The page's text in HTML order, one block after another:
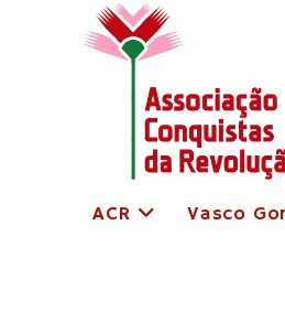
ACR Vasco